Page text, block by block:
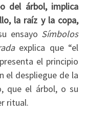
del árbol, implica
la raíz y la copa,
ensayo Símbolos
explica que “el
el principio
el despliegue de la
que el árbol, o su
ritual.